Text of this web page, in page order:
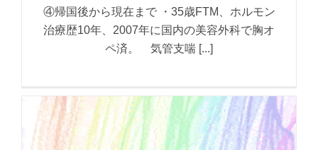
④帰国後から現在まで ・35歳FTM、ホルモン
治療歴10年、2007年に国内の美容外科で胸オ
ペ済。 気管支喘 [...]